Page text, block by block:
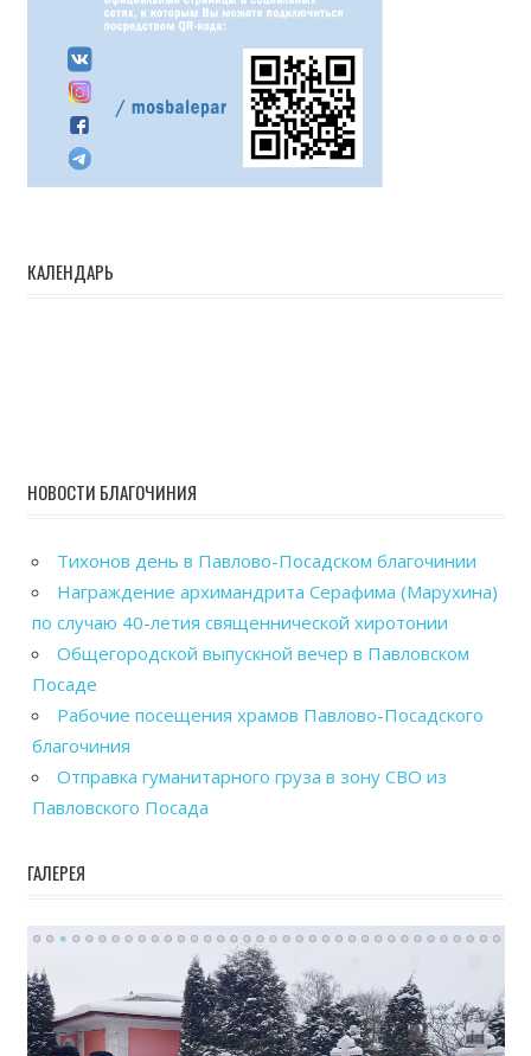
КАЛЕНДАРЬ
НОВОСТИ БЛАГОЧИНИЯ
Тихонов день в Павлово-Посадском благочинии
Награждение архимандрита Серафима (Марухина)
по случаю 40-летия священнической хиротонии
Общегородской выпускной вечер в Павловском
Посаде
Рабочие посещения храмов Павлово-Посадского
благочиния
Отправка гуманитарного груза в зону СВО из
Павловского Посада
ГАЛЕРЕЯ